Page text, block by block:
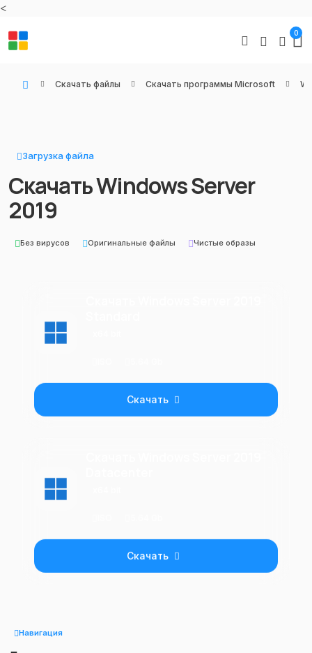
<
0
Скачать файлы Скачать программы Microsoft
Загрузка файла
Скачать Windows Server
2019
Без вирусов Оригинальные файлы Чистые образы
Скачать
Скачать
Навигация